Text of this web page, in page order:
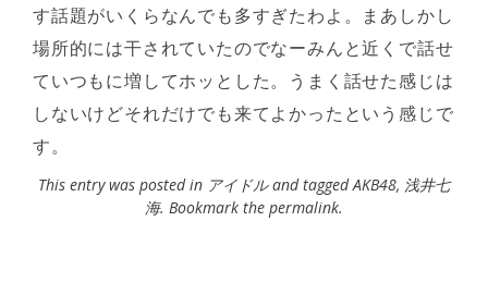
す話題がいくらなんでも多すぎたわよ。まあしかし
場所的には干されていたのでなーみんと近くで話せ
ていつもに増してホッとした。うまく話せた感じは
しないけどそれだけでも来てよかったという感じで
す。
This entry was posted in アイドルand taggedAKB48, 浅井七
海. Bookmark the permalink.